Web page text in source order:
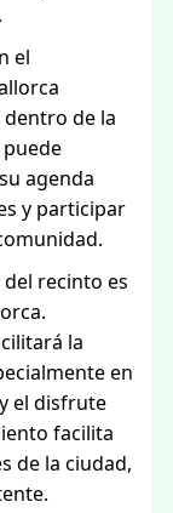
el
de la
agenda
y participar
del recinto es
la
en
el disfrute
facilita
de la ciudad,